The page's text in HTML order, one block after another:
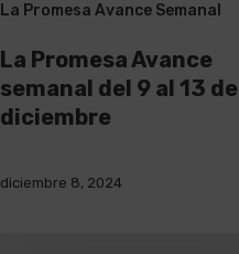
La Promesa Avance Semanal
La Promesa Avance
semanal del 9 al 13 de
diciembre
diciembre 8, 2024